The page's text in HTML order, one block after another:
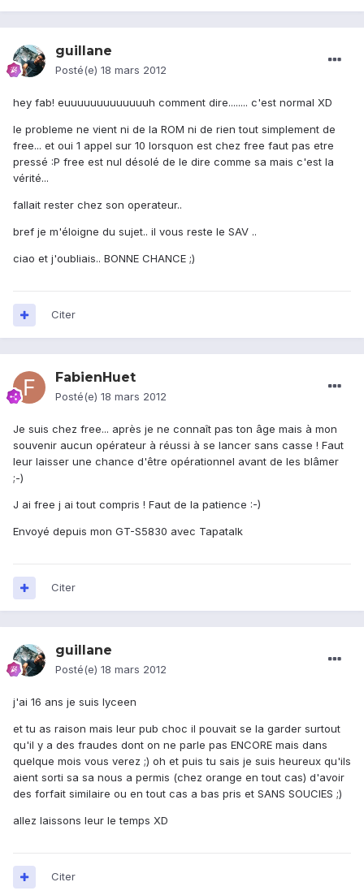
guillane
Posté(e) 18 mars 2012
hey fab! euuuuuuuuuuuuuh comment dire........ c'est normal XD
le probleme ne vient ni de la ROM ni de rien tout simplement de
free... et oui 1 appel sur 10 lorsquon est chez free faut pas etre
pressé :P free est nul désolé de le dire comme sa mais c'est la
vérité...
fallait rester chez son operateur..
bref je m'éloigne du sujet.. il vous reste le SAV ..
ciao et j'oubliais.. BONNE CHANCE ;)
Citer
FabienHuet
Posté(e) 18 mars 2012
Je suis chez free... après je ne connaît pas ton âge mais à mon
souvenir aucun opérateur à réussi à se lancer sans casse ! Faut
leur laisser une chance d'être opérationnel avant de les blâmer
;-)
J ai free j ai tout compris ! Faut de la patience :-)
Envoyé depuis mon GT-S5830 avec Tapatalk
Citer
guillane
Posté(e) 18 mars 2012
j'ai 16 ans je suis lyceen
et tu as raison mais leur pub choc il pouvait se la garder surtout
qu'il y a des fraudes dont on ne parle pas ENCORE mais dans
quelque mois vous verez ;) oh et puis tu sais je suis heureux qu'ils
aient sorti sa sa nous a permis (chez orange en tout cas) d'avoir
des forfait similaire ou en tout cas a bas pris et SANS SOUCIES ;)
allez laissons leur le temps XD
Citer